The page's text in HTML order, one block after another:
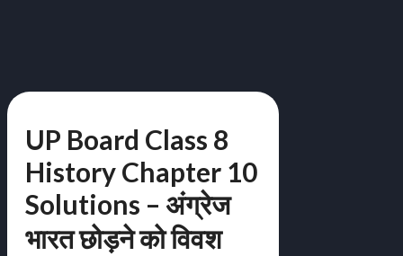
UP Board Class 8
History Chapter 10
Solutions – अंग्रेज
भारत छोड़ने को विवश